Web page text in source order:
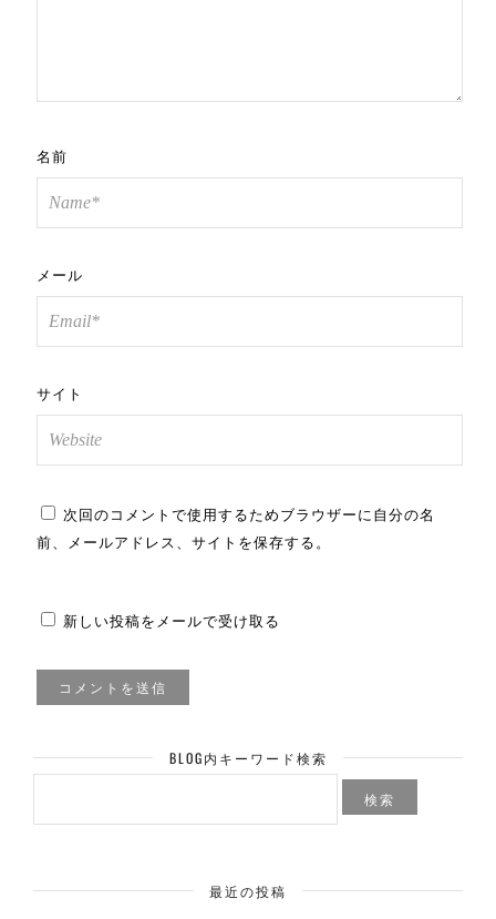
名前
メール
サイト
次回のコメントで使用するためブラウザーに自分の名
前、メールアドレス、サイトを保存する。
新しい投稿をメールで受け取る
BLOG内キーワード検索
検
最近の投稿